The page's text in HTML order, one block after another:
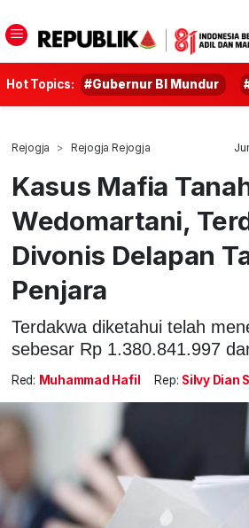
Hot Topics: #Gubernur BI Mundur
Rejogja Rejogja Rejogja
Kasus Mafia
Wedomartani,
Divonis Delapan
Penjara
Terdakwa diketahui telah
sebesar Rp 1.380.841.997
Red: Muhammad Hafil Rep: Silvy Dian